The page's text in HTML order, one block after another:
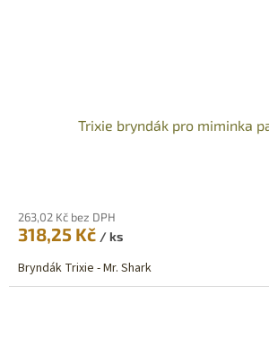
Trixie bryndák pro miminka
263,02 Kč bez DPH
318,25 Kč / ks
Bryndák Trixie - Mr. Shark